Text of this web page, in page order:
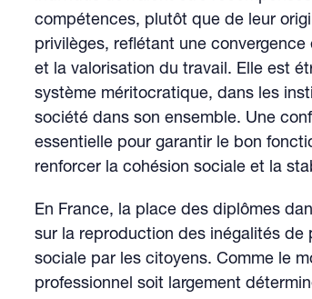
compétences, plutôt que de leur
privilèges, reflétant une
et la valorisation du travail. Elle est
système méritocratique, dans les
société dans son ensemble. Une
essentielle pour garantir le bon
renforcer la cohésion sociale et la
En France, la place des diplômes
sur la reproduction des inégalités
sociale par les citoyens. Comme le
professionnel soit largement